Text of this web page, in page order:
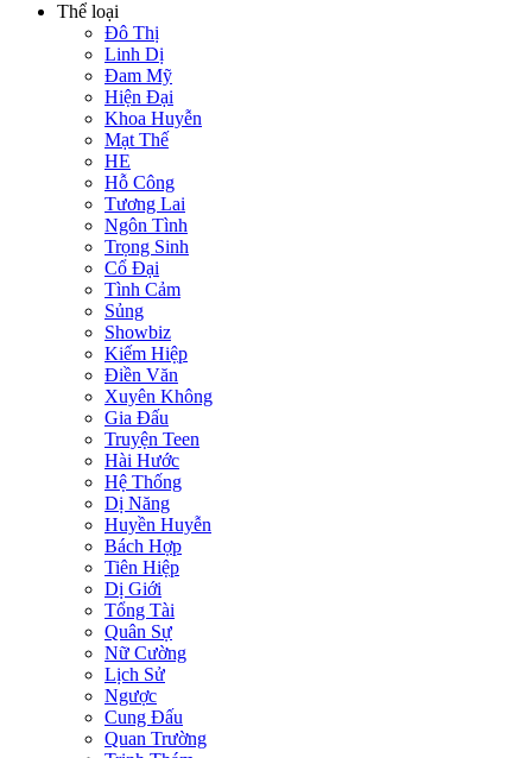
Thể loại
Đô Thị
Linh Dị
Đam Mỹ
Hiện Đại
Khoa Huyễn
Mạt Thế
HE
Hỗ Công
Tương Lai
Ngôn Tình
Trọng Sinh
Cổ Đại
Tình Cảm
Sủng
Showbiz
Kiếm Hiệp
Điền Văn
Xuyên Không
Gia Đấu
Truyện Teen
Hài Hước
Hệ Thống
Dị Năng
Huyền Huyễn
Bách Hợp
Tiên Hiệp
Dị Giới
Tổng Tài
Quân Sự
Nữ Cường
Lịch Sử
Ngược
Cung Đấu
Quan Trường